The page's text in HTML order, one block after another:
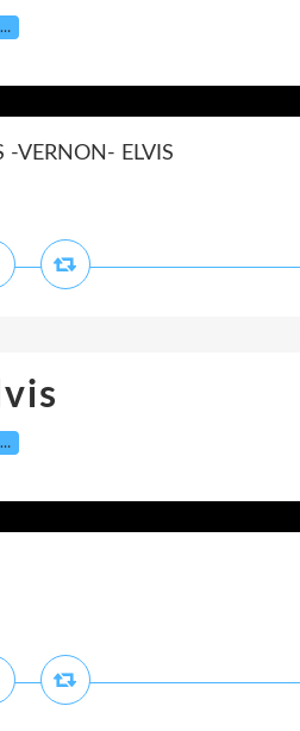
…
-VERNON- ELVIS
…